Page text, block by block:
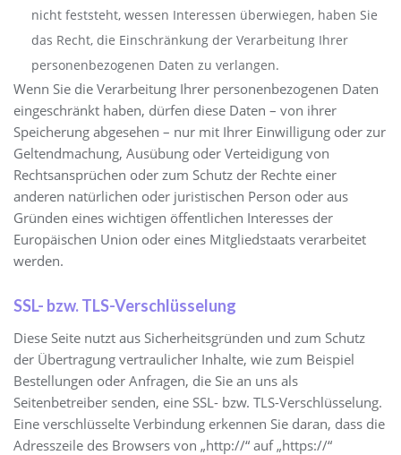
nicht feststeht, wessen Interessen überwiegen, haben Sie
das Recht, die Einschränkung der Verarbeitung Ihrer
personenbezogenen Daten zu verlangen.
Wenn Sie die Verarbeitung Ihrer personenbezogenen Daten
eingeschränkt haben, dürfen diese Daten – von ihrer
Speicherung abgesehen – nur mit Ihrer Einwilligung oder zur
Geltendmachung, Ausübung oder Verteidigung von
Rechtsansprüchen oder zum Schutz der Rechte einer
anderen natürlichen oder juristischen Person oder aus
Gründen eines wichtigen öffentlichen Interesses der
Europäischen Union oder eines Mitgliedstaats verarbeitet
werden.
SSL- bzw. TLS-Verschlüsselung
Diese Seite nutzt aus Sicherheitsgründen und zum Schutz
der Übertragung vertraulicher Inhalte, wie zum Beispiel
Bestellungen oder Anfragen, die Sie an uns als
Seitenbetreiber senden, eine SSL- bzw. TLS-Verschlüsselung.
Eine verschlüsselte Verbindung erkennen Sie daran, dass die
Adresszeile des Browsers von „http://“ auf „https://“